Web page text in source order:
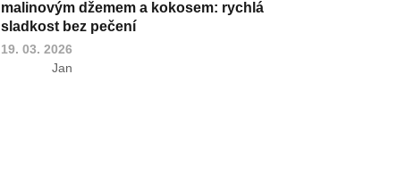
malinovým džemem a kokosem: rychlá
sladkost bez pečení
19. 03. 2026
Jan